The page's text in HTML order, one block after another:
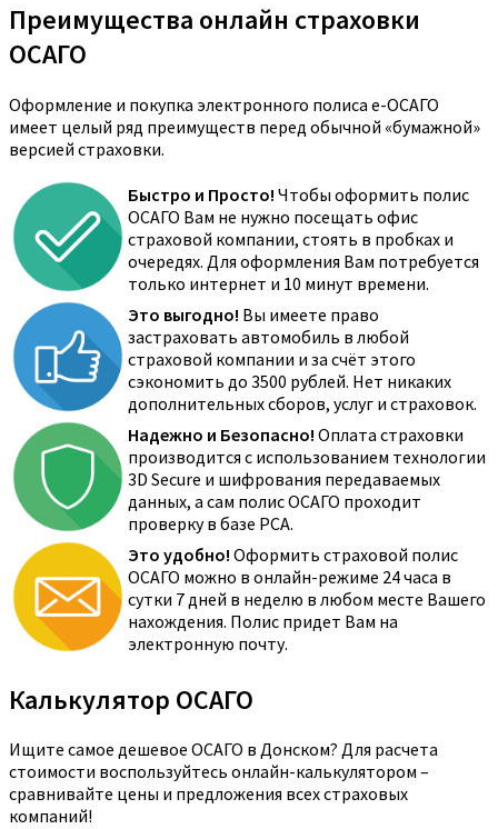
Преимущества онлайн страховки
ОСАГО
Оформление и покупка электронного полиса е-ОСАГО
имеет целый ряд преимуществ перед обычной «бумажной»
версией страховки.
Быстро и Просто! Чтобы оформить полис
ОСАГО Вам не нужно посещать офис
страховой компании, стоять в пробках и
очередях. Для оформления Вам потребуется
только интернет и 10 минут времени.
Это выгодно! Вы имеете право
застраховать автомобиль в любой
страховой компании и за счёт этого
сэкономить до 3500 рублей. Нет никаких
дополнительных сборов, услуг и страховок.
Надежно и Безопасно! Оплата страховки
производится с использованием технологии
3D Secure и шифрования передаваемых
данных, а сам полис ОСАГО проходит
проверку в базе РСА.
Это удобно! Оформить страховой полис
ОСАГО можно в онлайн-режиме 24 часа в
сутки 7 дней в неделю в любом месте Вашего
нахождения. Полис придет Вам на
электронную почту.
Калькулятор ОСАГО
Ищите самое дешевое ОСАГО в Донском? Для расчета
стоимости воспользуйтесь онлайн-калькулятором –
сравнивайте цены и предложения всех страховых
компаний!